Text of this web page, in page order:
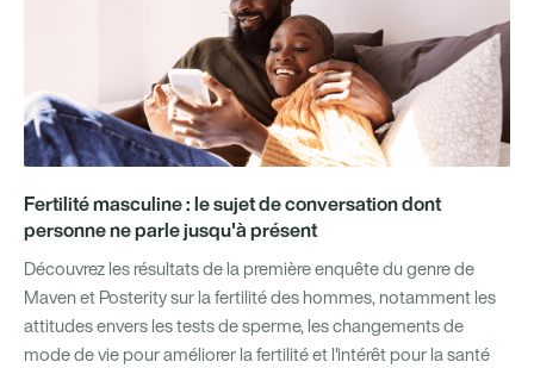
Fertilité masculine : le sujet de conversation dont
personne ne parle jusqu'à présent
Découvrez les résultats de la première enquête du genre de
Maven et Posterity sur la fertilité des hommes, notamment les
attitudes envers les tests de sperme, les changements de
mode de vie pour améliorer la fertilité et l'intérêt pour la santé